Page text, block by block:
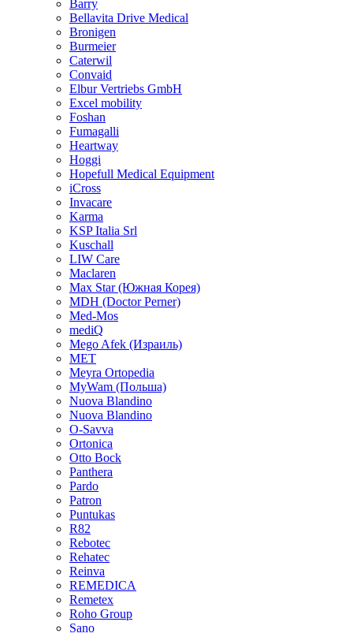
Barry
Bellavita Drive Medical
Bronigen
Burmeier
Caterwil
Convaid
Elbur Vertriebs GmbH
Excel mobility
Foshan
Fumagalli
Heartway
Hoggi
Hopefull Medical Equipment
iCross
Invacare
Karma
KSP Italia Srl
Kuschall
LIW Care
Maclaren
Max Star (Южная Корея)
MDH (Doctor Perner)
Med-Mos
mediQ
Mego Afek (Израиль)
MET
Meyra Ortopedia
MyWam (Польша)
Nuova Blandino
Nuova Blandino
O-Savva
Ortonica
Otto Bock
Panthera
Pardo
Patron
Puntukas
R82
Rebotec
Rehatec
Reinva
REMEDICA
Remetex
Roho Group
Sano